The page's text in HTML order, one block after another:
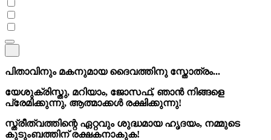
പിതാവിനും മകനുമായ ദൈവത്തിനു സ്തോത്രം...
യേശുക്രിസ്തു, മറിയാം, ജോസഫ്, ഞാൻ നിങ്ങളെ
പ്രേമിക്കുന്നു, ആത്മാക്കൾ രക്ഷിക്കുന്നു!
സ്ത്രീത്വത്തിന്റെ ഏറ്റവും ശുദ്ധമായ ഹൃദയം, നമ്മുടെ
കുടുംബത്തിന് രക്ഷകനാകുക!